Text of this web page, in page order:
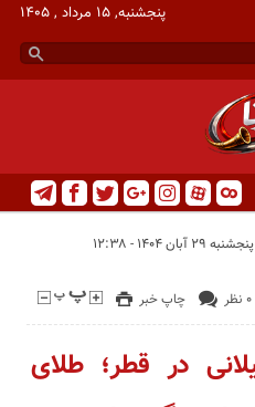
پنجشنبه, ۱۵ مرداد , ۱۴۰۵
۱۴۰۴ - ۱۲:۳۸
چاپ خبر ۰ نظر
در قطر؛ طلای